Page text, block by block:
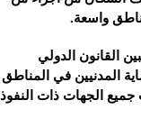
واسعة.
القانون الدولي
المدنيين في المناطق
جميع الجهات ذات النفوذ